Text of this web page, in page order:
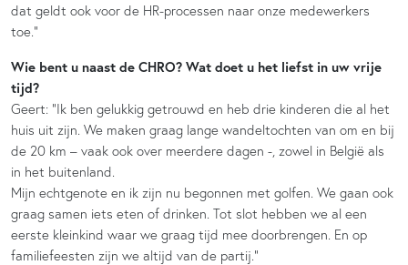
dat geldt ook voor de HR-processen naar onze medewerkers
toe.”
Wie bent u naast de CHRO? Wat doet u het liefst in uw vrije
tijd?
Geert: “Ik ben gelukkig getrouwd en heb drie kinderen die al het
huis uit zijn. We maken graag lange wandeltochten van om en bij
de 20 km – vaak ook over meerdere dagen -, zowel in België als
in het buitenland.
Mijn echtgenote en ik zijn nu begonnen met golfen. We gaan ook
graag samen iets eten of drinken. Tot slot hebben we al een
eerste kleinkind waar we graag tijd mee doorbrengen. En op
familiefeesten zijn we altijd van de partij.”